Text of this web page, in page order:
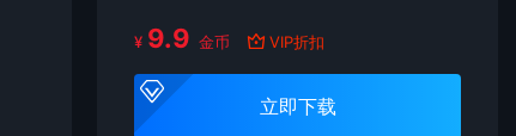
¥ 9.9 金币 VIP折扣
立即下载